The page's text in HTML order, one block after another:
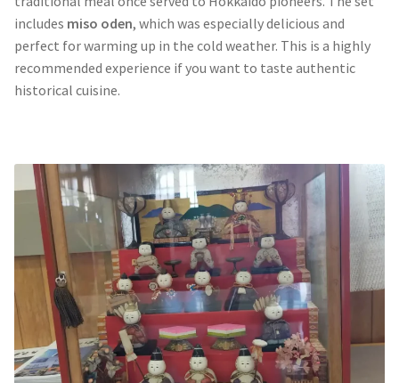
includes miso oden, which was especially delicious and
perfect for warming up in the cold weather. This is a highly
recommended experience if you want to taste authentic
historical cuisine.